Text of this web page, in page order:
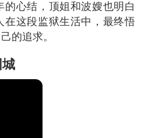
心结，顶姐和波嫂也明白
在这段监狱生活中，最终悟
的追求。